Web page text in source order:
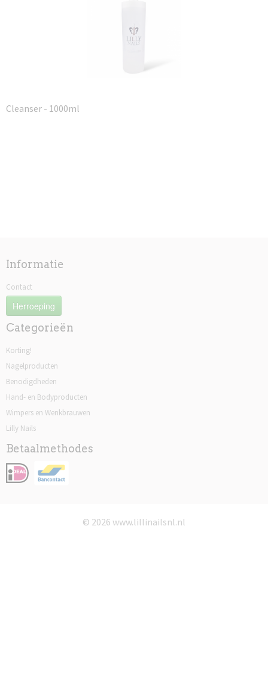
Cleanser - 1000ml
Informatie
Contact
Herroeping
Categorieën
Korting!
Nagelproducten
Benodigdheden
Hand- en Bodyproducten
Wimpers en Wenkbrauwen
Lilly Nails
Betaalmethodes
© 2026 www.lillinailsnl.nl